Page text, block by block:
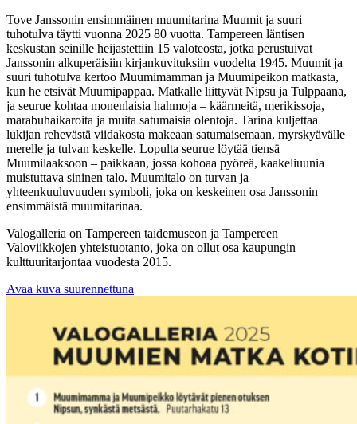
Tove Janssonin ensimmäinen muumitarina Muumit ja suuri
tuhotulva täytti vuonna 2025 80 vuotta. Tampereen läntisen
keskustan seinille heijastettiin 15 valoteosta, jotka perustuivat
Janssonin alkuperäisiin kirjankuvituksiin vuodelta 1945. Muumit ja
suuri tuhotulva kertoo Muumimamman ja Muumipeikon matkasta,
kun he etsivät Muumipappaa. Matkalle liittyvät Nipsu ja Tulppaana,
ja seurue kohtaa monenlaisia hahmoja – käärmeitä, merikissoja,
marabuhaikaroita ja muita satumaisia olentoja. Tarina kuljettaa
lukijan rehevästä viidakosta makeaan satumaisemaan, myrskyävälle
merelle ja tulvan keskelle. Lopulta seurue löytää tiensä
Muumilaaksoon – paikkaan, jossa kohoaa pyöreä, kaakeliuunia
muistuttava sininen talo. Muumitalo on turvan ja
yhteenkuuluvuuden symboli, joka on keskeinen osa Janssonin
ensimmäistä muumitarinaa.
Valogalleria on Tampereen taidemuseon ja Tampereen
Valoviikkojen yhteistuotanto, joka on ollut osa kaupungin
kulttuuritarjontaa vuodesta 2015.
Avaa kuva suurennettuna